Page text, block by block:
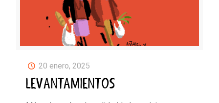
20 enero, 2025
LEVANTAMIENTOS